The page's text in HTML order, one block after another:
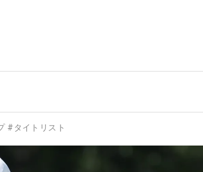
# タイトリスト